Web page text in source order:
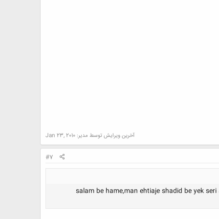
آخرین ویرایش توسط مدیر: Jan 23, 2010
#7
salam be hame,man ehtiaje shadid be yek